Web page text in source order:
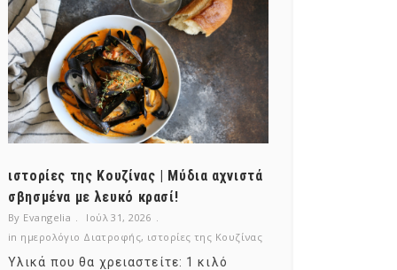
ιστορίες της Κουζίνας | Μύδια αχνιστά
σβησμένα με λευκό κρασί!
By Evangelia
Ιούλ 31, 2026
in ημερολόγιο Διατροφής, ιστορίες της Κουζίνας
Υλικά που θα χρειαστείτε: 1 κιλό